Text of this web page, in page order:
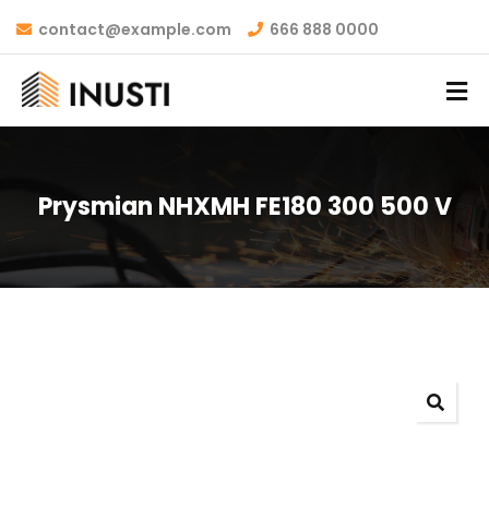
contact@example.com 666 888 0000
Prysmian NHXMH FE180 300 500 V